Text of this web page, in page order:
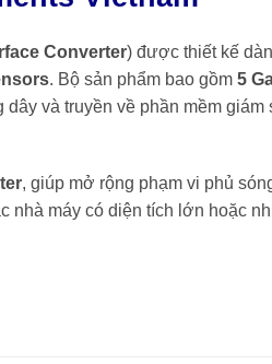
Converter) được thiết kế
. Bộ sản phẩm bao gồm 5
và truyền về phần mềm giám
, giúp mở rộng phạm vi phủ
nhà máy có diện tích lớn hoặc